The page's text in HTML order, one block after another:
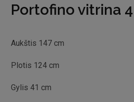
Portofino vitrina 4
Aukštis 147 cm
Plotis 124 cm
Gylis 41 cm